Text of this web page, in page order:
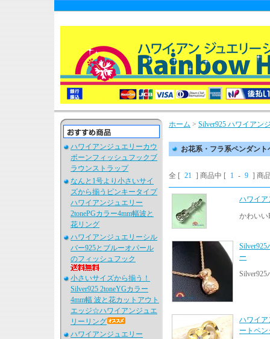
ハワイアンジュエリーカウ
ボーンフィッシュフックブ
ラウンストラップ
なんと1号より小さいサイ
ズから揃うピンキータイプ
ハワイアンジュエリー
2tonePGカラー4mm幅波と
花リング
ハワイアンジュエリーシル
バー925とブルーオパール
のフィッシュフック
小さいサイズから揃う！
Silver925 2toneYGカラー
4mm幅 波と花カットアウト
エッジ☆ハワイアンジュエ
リーリング
ハワイアンジュエリー
ホーム > Silver925 ハワイアン
お花系・フラ系ペンダント
全 [ 21 ] 商品中 [ 1 - 9 ] 商
ハワイア
かわい
ー
ハワイア
ートペ